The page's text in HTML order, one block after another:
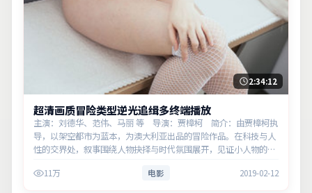
2:34:12
超清画质冒险类型逆光追缉多终端播放
主演：刘德华、范伟、马丽 等 导演：贾樟柯 简介：由贾樟柯执
导，以架空都市为蓝本，为澳大利亚出品的冒险作品。在科技与人
性的交界处，叙事围绕人物抉择与时代氛围展开，见证小人物的尊
11万 电影 2019-02-12